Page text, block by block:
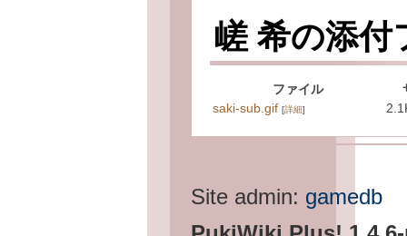
嵯 希の添付
ファイル
saki-sub.gif [詳細]
Site admin: gamedb